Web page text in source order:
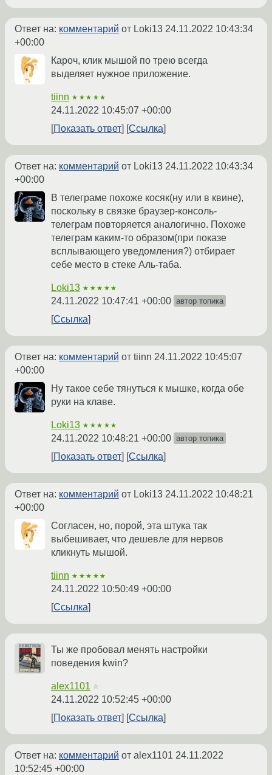
Ответ на: комментарий от Loki13 24.11.2022 10:43:34
+00:00
Кароч, клик мышой по трею всегда
выделяет нужное приложение.
tiinn ★★★★★
24.11.2022 10:45:07 +00:00
Показать ответ
Ссылка
Ответ на: комментарий от Loki13 24.11.2022 10:43:34
+00:00
В телеграме похоже косяк(ну или в квине),
поскольку в связке браузер-консоль-
телеграм повторяется аналогично. Похоже
телеграм каким-то образом(при показе
всплывающего уведомления?) отбирает
себе место в стеке Аль-таба.
Loki13 ★★★★★
24.11.2022 10:47:41 +00:00 автор топика
Ссылка
Ответ на: комментарий от tiinn 24.11.2022 10:45:07
+00:00
Ну такое себе тянуться к мышке, когда обе
руки на клаве.
Loki13 ★★★★★
24.11.2022 10:48:21 +00:00 автор топика
Показать ответ Ссылка
Ответ на: комментарий от Loki13 24.11.2022 10:48:21
+00:00
Согласен, но, порой, эта штука так
выбешивает, что дешевле для нервов
кликнуть мышой.
tiinn ★★★★★
24.11.2022 10:50:49 +00:00
Ссылка
Ты же пробовал менять настройки
поведения kwin?
alex1101 ☆
24.11.2022 10:52:45 +00:00
Показать ответ
Ссылка
Ответ на: комментарий от alex1101 24.11.2022
10:52:45 +00:00